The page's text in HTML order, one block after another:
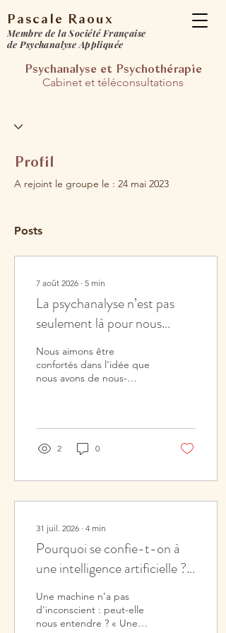
Pascale Raoux
Membre de la Société Française
de Psychanalyse Appliquée
Psychanalyse et Psychothérapie​
Cabinet et téléconsultations​​
Profil
A rejoint le groupe le : 24 mai 2023
Posts
7 août 2026 ∙ 5 min
La psychanalyse n’est pas
seulement là pour nous
rassurer sur nous-mêmes ;
elle est aussi là pour
interroger ce que nous
Nous aimons être
confortés dans l'idée que
nous avons de nous-
que nous comprenons nos
réactions, que notre
histoire possède une
de nous reconnaître. Cette
cohérence intérieure est
avancer, à prendre des
relations. Mais il existe une
autre expérience, moins
confortable : celle où
quelque chose en nous
résiste à cette image que
nous avons construite....
2 0
31 juil. 2026 ∙ 4 min
Pourquoi se confie-t-on à
une intelligence artificielle ?
Le regard de la psychanalyse
Une machine n’a pas
d’inconscient : peut-elle
nous entendre ? « Une